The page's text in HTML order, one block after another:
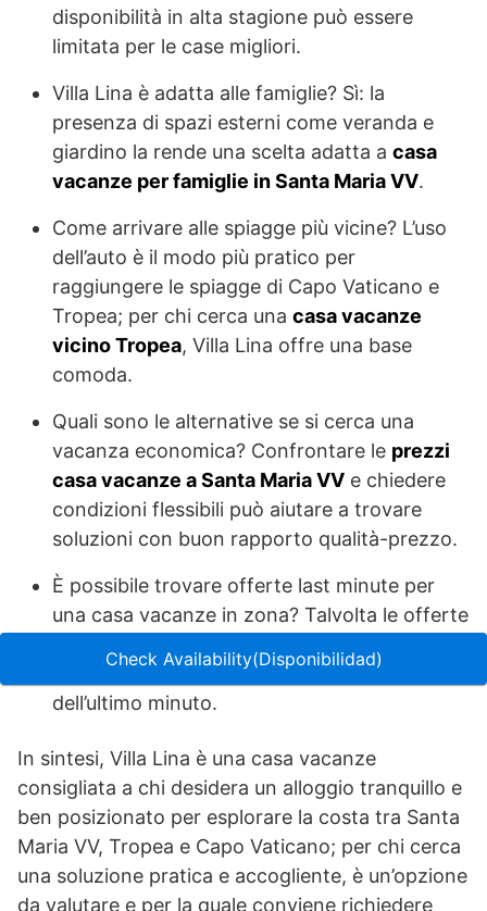
disponibilità in alta stagione può essere
limitata per le case migliori.
Villa Lina è adatta alle famiglie? Sì: la
presenza di spazi esterni come veranda e
giardino la rende una scelta adatta a casa
vacanze per famiglie in Santa Maria VV.
Come arrivare alle spiagge più vicine? L’uso
dell’auto è il modo più pratico per
raggiungere le spiagge di Capo Vaticano e
Tropea; per chi cerca una casa vacanze
vicino Tropea, Villa Lina offre una base
comoda.
Quali sono le alternative se si cerca una
vacanza economica? Confrontare le prezzi
casa vacanze a Santa Maria VV e chiedere
condizioni flessibili può aiutare a trovare
soluzioni con buon rapporto qualità-prezzo.
È possibile trovare offerte last minute per
una casa vacanze in zona? Talvolta le offerte
per conoscere eventuali disponibilità
dell’ultimo minuto.
In sintesi, Villa Lina è una casa vacanze
consigliata a chi desidera un alloggio tranquillo e
ben posizionato per esplorare la costa tra Santa
Maria VV, Tropea e Capo Vaticano; per chi cerca
una soluzione pratica e accogliente, è un’opzione
da valutare e per la quale conviene richiedere
Check Availability(Disponibilidad)